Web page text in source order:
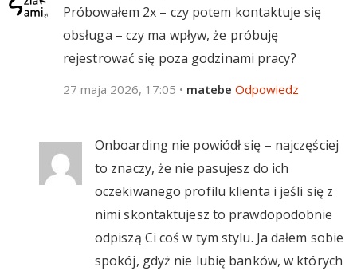
Próbowałem 2x – czy potem kontaktuje się
obsługa – czy ma wpływ, że próbuję
rejestrować się poza godzinami pracy?
27 maja 2026, 17:05 • matebe Odpowiedz
Onboarding nie powiódł się – najczęściej
to znaczy, że nie pasujesz do ich
oczekiwanego profilu klienta i jeśli się z
nimi skontaktujesz to prawdopodobnie
odpiszą Ci coś w tym stylu. Ja dałem sobie
spokój, gdyż nie lubię banków, w których